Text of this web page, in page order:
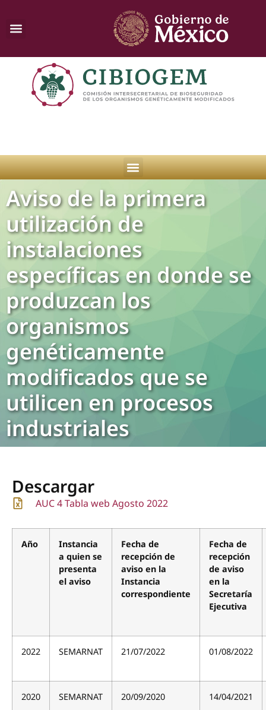
Aviso de la primera
utilización de
instalaciones
específicas en donde se
produzcan los
organismos
genéticamente
modificados que se
utilicen en procesos
industriales
Descargar
AUC 4 Tabla web Agosto 2022
Año
Instancia
a quien se
presenta
el aviso
Fecha de
recepción de
aviso en la
Instancia
correspondiente
Fecha de
recepción
de aviso
en la
Secretaría
Ejecutiva
2022 SEMARNAT 21/07/2022 01/08/2022
2020 SEMARNAT 20/09/2020 14/04/2021